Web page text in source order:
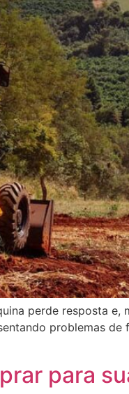
perde resposta e,
problemas de
para